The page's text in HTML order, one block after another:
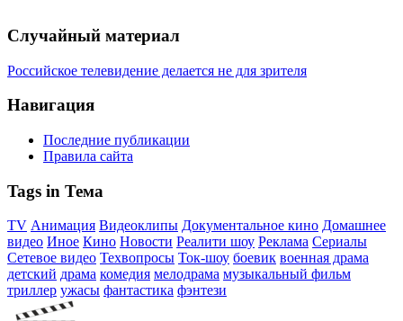
Случайный материал
Российское телевидение делается не для зрителя
Навигация
Последние публикации
Правила сайта
Tags in Тема
TV Анимация Видеоклипы Документальное кино Домашнее
видео Иное Кино Новости Реалити шоу Реклама Сериалы
Сетевое видео Техвопросы Ток-шоу боевик военная драма
детский драма комедия мелодрама музыкальный фильм
триллер ужасы фантастика фэнтези